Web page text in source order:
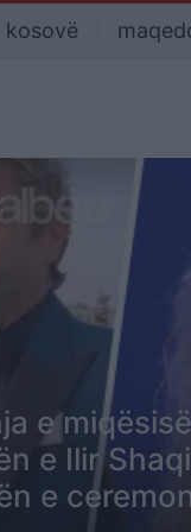
kosovë
e
e Ilir
e